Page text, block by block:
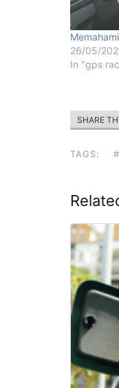
26/05/
In "gps
SHARE
TAGS: